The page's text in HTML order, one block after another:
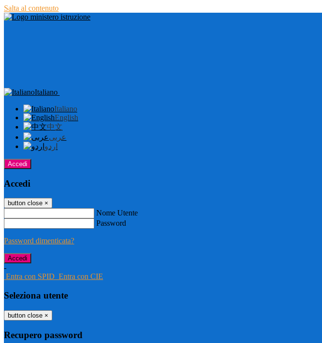
Salta al contenuto
Italiano
Italiano
English
中文
عربى
اردو
Accedi
Accedi
button close ×
Nome Utente
Password
Password dimenticata?
-
Entra con SPID Entra con CIE
Seleziona utente
button close ×
Recupero password